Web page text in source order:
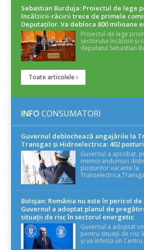
Sebastian Burduja: Proiectul de lege
încălzirii-răcirii trece de primele
Deputaților. Va debloca 800 milioane
Proiectul de lege
sectorului încălzirii și
deputatul Sebastian
Toate articolele
INFO CONSUMATORI
Guvernul deblochează angajările la
Transgaz și Hidroelectrica: 402
Guvernul a aprobat,
memorandumuri
posturilor vacante la
Bolojan: România nu este în pericol
Guvernul a adoptat planul de
situații de risc în sectorul energetic
Guvernul a adoptat
pentru situații de risc
și va înființa un